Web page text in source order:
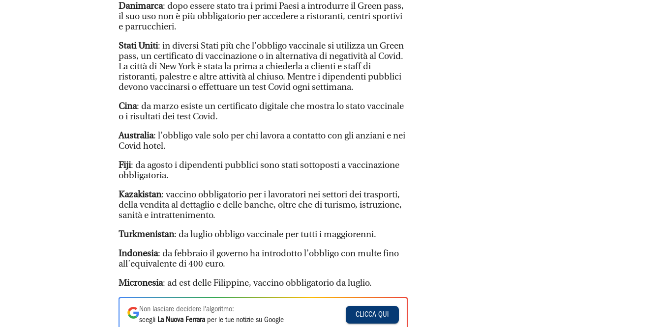
Danimarca: dopo essere stato tra i primi Paesi a introdurre il Green pass,
il suo uso non è più obbligatorio per accedere a ristoranti, centri sportivi
e parrucchieri.
Stati Uniti: in diversi Stati più che l’obbligo vaccinale si utilizza un Green
pass, un certificato di vaccinazione o in alternativa di negatività al Covid.
La città di New York è stata la prima a chiederla a clienti e staff di
ristoranti, palestre e altre attività al chiuso. Mentre i dipendenti pubblici
devono vaccinarsi o effettuare un test Covid ogni settimana.
Cina: da marzo esiste un certificato digitale che mostra lo stato vaccinale
o i risultati dei test Covid.
Australia: l’obbligo vale solo per chi lavora a contatto con gli anziani e nei
Covid hotel.
Fiji: da agosto i dipendenti pubblici sono stati sottoposti a vaccinazione
obbligatoria.
Kazakistan: vaccino obbligatorio per i lavoratori nei settori dei trasporti,
della vendita al dettaglio e delle banche, oltre che di turismo, istruzione,
sanità e intrattenimento.
Turkmenistan: da luglio obbligo vaccinale per tutti i maggiorenni.
Indonesia: da febbraio il governo ha introdotto l’obbligo con multe fino
all’equivalente di 400 euro.
Micronesia: ad est delle Filippine, vaccino obbligatorio da luglio.
Non lasciare decidere l'algoritmo:
scegli La Nuova Ferrara per le tue notizie su Google
CLICCA QUI